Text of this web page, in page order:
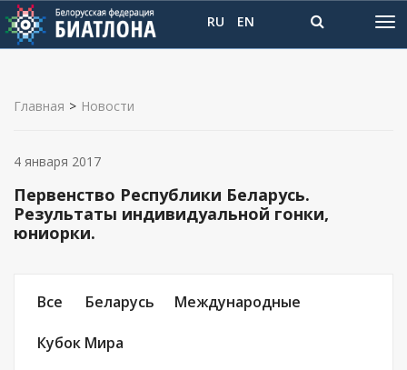
RU EN
Главная > Новости
Первенство Республики Беларусь.
Результаты индивидуальной гонки,
юниорки.
Все Беларусь Международные
Кубок Мира
4 января 2017